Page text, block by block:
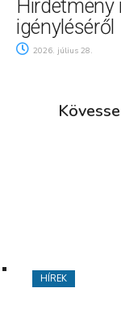
igényléséről
2026. július 28.
HÍREK